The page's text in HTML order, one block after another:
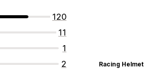
120
11
1
2